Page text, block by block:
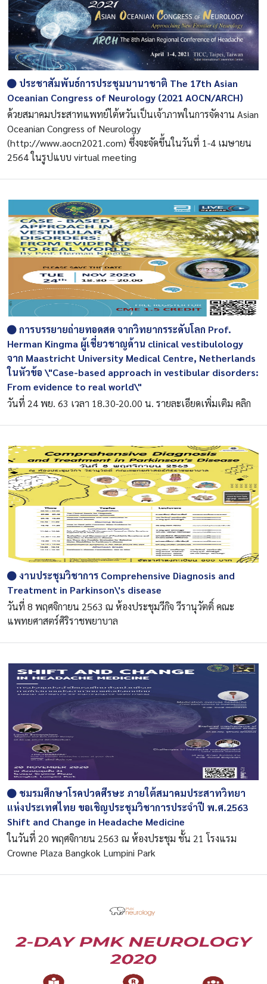
ประชาสัมพันธ์การประชุมนานาชาติ The 17th Asian
Oceanian Congress of Neurology (2021 AOCN/ARCH)
ด้วยสมาคมประสาทแพทย์ไต้หวันเป็นเจ้าภาพในการจัดงาน Asian
Oceanian Congress of Neurology
(http://www.aocn2021.com) ซึ่งจะจัดขึ้นในวันที่ 1-4 เมษายน
2564 ในรูปแบบ virtual meeting
การบรรยายถ่ายทอดสด จากวิทยากรระดับโลก Prof.
Herman Kingma ผู้เชี่ยวชาญด้าน clinical vestibulology
จาก Maastricht University Medical Centre, Netherlands
ในหัวข้อ \"Case-based approach in vestibular disorders:
From evidence to real world\"
วันที่ 24 พย. 63 เวลา 18.30-20.00 น. รายละเอียดเพิ่มเติม คลิก
งานประชุมวิชาการ Comprehensive Diagnosis and
Treatment in Parkinson\'s disease
วันที่ 8 พฤศจิกายน 2563 ณ ห้องประชุมวีกิจ วีรานุวัตติ์ คณะ
แพทยศาสตร์ศิริราชพยาบาล
ชมรมศึกษาโรคปวดศีรษะ ภายใต้สมาคมประสาทวิทยา
แห่งประเทศไทย ขอเชิญประชุมวิชาการประจำปี พ.ศ.2563
Shift and Change in Headache Medicine
ในวันที่ 20 พฤศจิกายน 2563 ณ ห้องประชุม ชั้น 21 โรงแรม
Crowne Plaza Bangkok Lumpini Park